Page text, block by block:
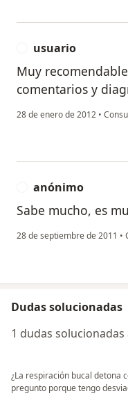
usuario
Muy
comentarios y
28 de enero de 2012 •
anónimo
Sabe mucho, es
28 de septiembre de 2011 •
Dudas solucionadas
1 dudas
¿La respiración bucal detona
pregunto porque tengo